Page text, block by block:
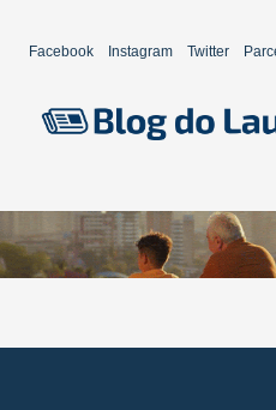
Facebook Instagram Twitter